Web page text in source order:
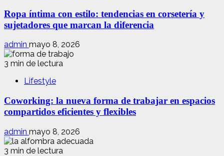
Ropa íntima con estilo: tendencias en corsetería y
sujetadores que marcan la diferencia
admin mayo 8, 2026
3 min de lectura
Lifestyle
Coworking: la nueva forma de trabajar en espacios
compartidos eficientes y flexibles
admin mayo 8, 2026
3 min de lectura